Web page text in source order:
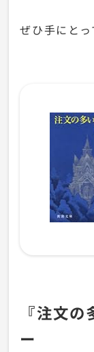
ぜひ手にとっ
『注文
ー